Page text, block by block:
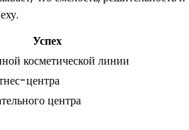
Успех
косметической линии
центра
центра